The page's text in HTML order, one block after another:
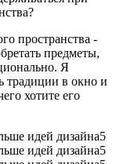
пространства -
предметы,
Я
традиции в окно и
хотите его